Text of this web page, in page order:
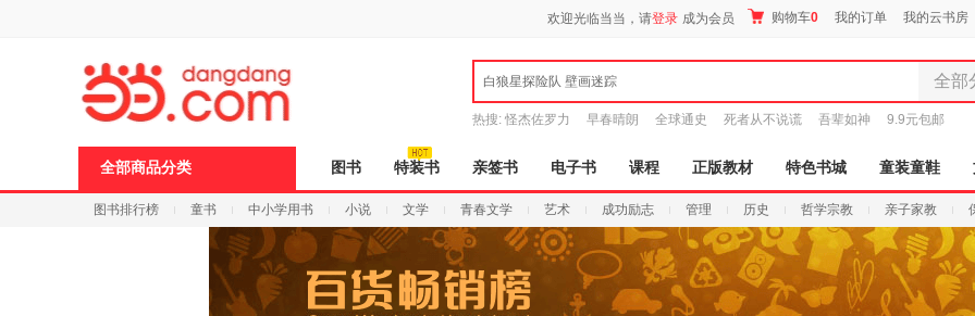
欢迎光临当当，请登录 成为会员 购物车0 我的订单 我的云书房
白狼星探险队 壁画迷踪 全部
全部分
图书
电子书
音像
影视
时尚
母婴用
热搜: 怪杰佐罗力 早春晴朗 全球通史 死者从不说谎 吾辈如神 9.9元包邮
全部商品分类 图书 特装书 亲签书 电子书 课程 正版教材 特色书城 童装童鞋
图书排行榜 童书 中小学用书 小说 文学 青春文学 艺术 成功励志 管理 历史 哲学宗教 亲子家教
页